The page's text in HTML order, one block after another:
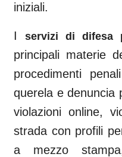
iniziali.
I servizi di difesa
principali materie
procedimenti
querela e denuncia
violazioni online,
strada con profili
a mezzo